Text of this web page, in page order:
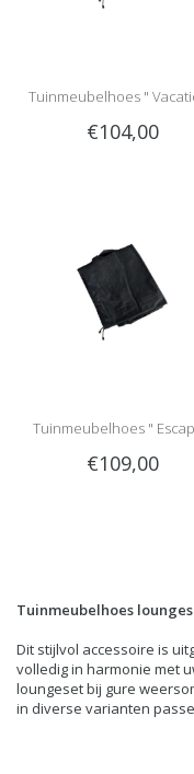
Tuinmeubelhoes "
€104,00
Tuinmeubelhoes "
€109,00
Tuinmeubelhoes
Dit stijlvol accessoire is
volledig in harmonie met
loungeset bij gure
in diverse varianten